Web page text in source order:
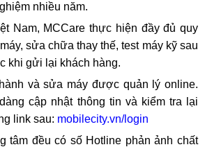
nhiều năm.
Nam, MCCare thực hiện đầy đủ quy
sửa chữa thay thế, test máy kỹ sau
khi gửi lại khách hàng.
và sửa máy được quản lý online.
cập nhật thông tin và kiểm tra lại
link sau: mobilecity.vn/login
tâm đều có số Hotline phản ảnh chất